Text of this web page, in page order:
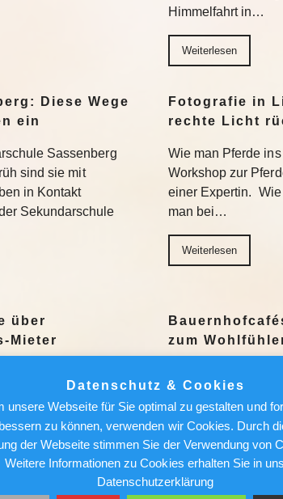
Himmelfahrt in…
Weiterlesen
Diese Wege
ein
Sassenberg
sind sie mit
in Kontakt
Sekundarschule
Fotografie in
rechte Licht
Wie man Pferde
Workshop zur
einer Expertin. Wie
man bei…
Weiterlesen
über
Mieter
attraktiven
Mieter lauern auch
meint Redakteur
zum
Ein milder
Bauernhofcafé mit
geht’s nicht. Wir
vor. Weiterlesen
Weiterlesen
Datenschutz & Cookies
unsere Webseite für Sie optimal zu gestalten und
zu können, verwenden wir Cookies. Durch
der Webseite stimmen Sie der Verwendung von
Weitere Informationen zu Cookies erhalten Sie in
Datenschutzerklärung